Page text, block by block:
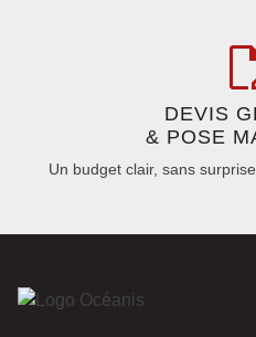
DEVIS
& POSE
Un budget clair, sans